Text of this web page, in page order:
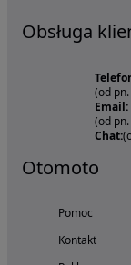
Obsługa
(od
(od
Chat:
Otomoto
Pomoc
Kontakt